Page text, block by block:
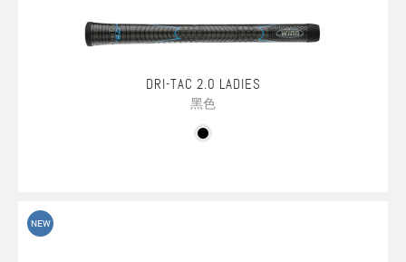
DRI-TAC 2.0 LADIES
黑色
NEW